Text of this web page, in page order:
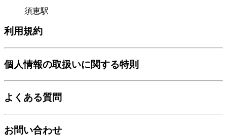
須恵駅
利用規約
個人情報の取扱いに関する特則
よくある質問
お問い合わせ